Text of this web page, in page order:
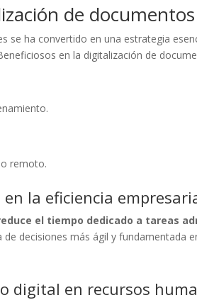
de
se ha convertido en una estrategia
en la digitalización de
remoto.
la eficiencia
el tiempo dedicado a tareas
decisiones más ágil y fundamentada
digital en recursos